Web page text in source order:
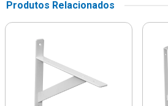
Produtos Relacionados